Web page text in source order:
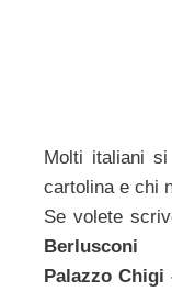
Molti italiani
cartolina e chi
Se volete
Berlusconi
Palazzo Chigi